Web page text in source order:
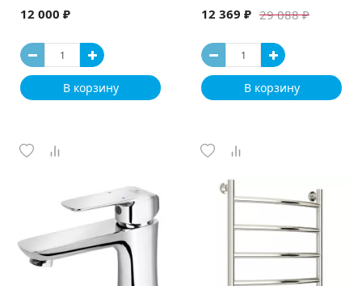
12 000 ₽
В корзину
29 088 ₽
12 369 ₽
В корзину